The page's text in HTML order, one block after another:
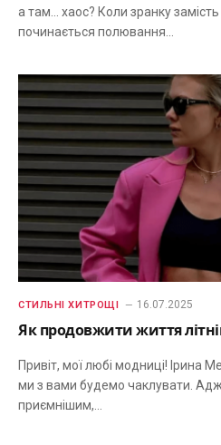
а там… хаос? Коли зранку
починається полювання…
СТИЛЬНІ ХИТРОЩІ 16.07.2025
Як продовжити життя
Привіт, мої любі модниці! Ірина
ми з вами будемо чаклувати.
приємнішим,…